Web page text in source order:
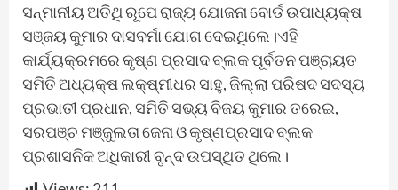
ସନ୍ମାନୀୟ ଅତିଥି ରୂପେ ରାଜ୍ୟ ଯୋଜନା ବୋର୍ଡ ଉପାଧ୍ୟକ୍ଷ
ସଞ୍ଜୟ କୁମାର ଦାସବର୍ମା ଯୋଗ ଦେଇଥିଲେ।ଏହି
କାର୍ଯ୍ୟକ୍ରମରେ କୃଷ୍ଣ ପ୍ରସାଦ ବ୍ଲକ ପୂର୍ବତନ ପଞ୍ଚାୟତ
ସମିତି ଅଧ୍ୟକ୍ଷ ଲକ୍ଷ୍ମୀଧର ସାହୁ, ଜିଲ୍ଲା ପରିଷଦ ସଦସ୍ୟ
ପ୍ରଭାତୀ ପ୍ରଧାନ, ସମିତି ସଭ୍ୟ ବିଜୟ କୁମାର ତରେଇ,
ସରପଞ୍ଚ ମଞ୍ଜୁଲତା ଜେନା ଓ କୃଷ୍ଣପ୍ରସାଦ ବ୍ଲକ
ପ୍ରଶାସନିକ ଅଧିକାରୀ ବୃନ୍ଦ ଉପସ୍ଥିତ ଥିଲେ।